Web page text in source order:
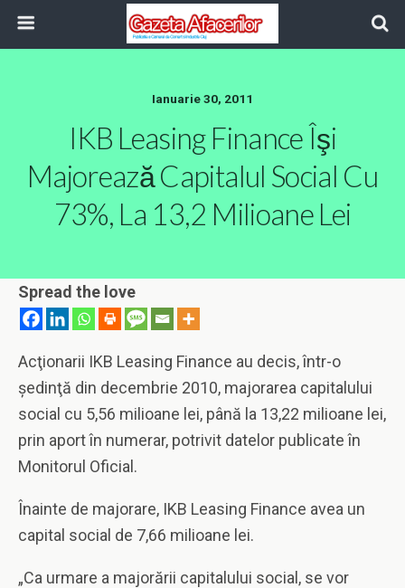
Ianuarie 30, 2011
IKB Leasing Finance Îşi
Majorează Capitalul Social Cu
73%, La 13,2 Milioane Lei
Spread the love
Acţionarii IKB Leasing Finance au decis, într-o
şedinţă din decembrie 2010, majorarea capitalului
social cu 5,56 milioane lei, până la 13,22 milioane lei,
prin aport în numerar, potrivit datelor publicate în
Monitorul Oficial.
Înainte de majorare, IKB Leasing Finance avea un
capital social de 7,66 milioane lei.
„Ca urmare a majorării capitalului social, se vor